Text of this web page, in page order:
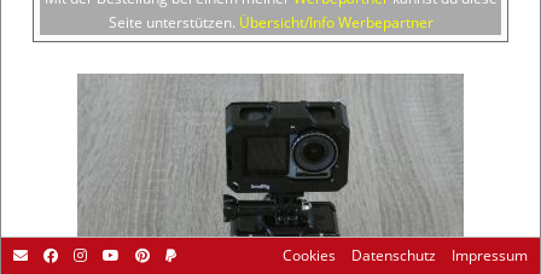
Seite unterstützen. Übersicht/Info Werbepartner
Cookies Datenschutz Impressum